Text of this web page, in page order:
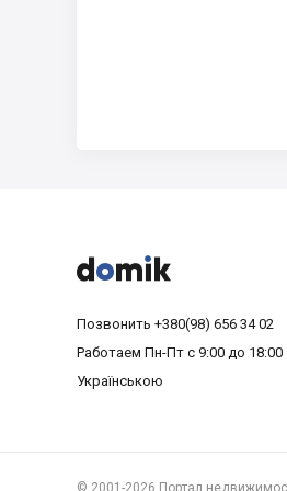



Позвонить +380(98) 656 34 02
Работаем Пн-Пт с 9:00 до 18:00
Українською
© 2001-2026 Портал